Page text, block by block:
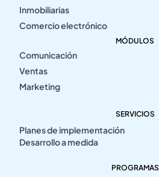
Inmobiliarias
Comercio electrónico
MÓDULOS
Comunicación
Ventas
Marketing
SERVICIOS
Planes de implementación
Desarrollo a medida
PROGRAMAS